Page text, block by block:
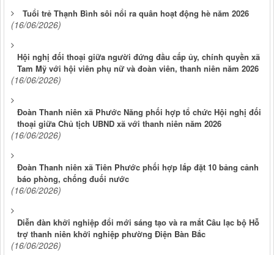
Tuổi trẻ Thạnh Bình sôi nổi ra quân hoạt động hè năm 2026
(16/06/2026)
Hội nghị đối thoại giữa người đứng đầu cấp ủy, chính quyền xã
Tam Mỹ với hội viên phụ nữ và đoàn viên, thanh niên năm 2026
(16/06/2026)
Đoàn Thanh niên xã Phước Năng phối hợp tổ chức Hội nghị đối
thoại giữa Chủ tịch UBND xã với thanh niên năm 2026
(16/06/2026)
Đoàn Thanh niên xã Tiên Phước phối hợp lắp đặt 10 bảng cảnh
báo phòng, chống đuối nước
(16/06/2026)
Diễn đàn khởi nghiệp đổi mới sáng tạo và ra mắt Câu lạc bộ Hỗ
trợ thanh niên khởi nghiệp phường Điện Bàn Bắc
(16/06/2026)